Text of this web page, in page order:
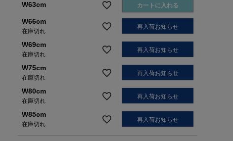
W63cm カートに入れる
W66cm
在庫切れ
再入荷お知らせ
W69cm
在庫切れ
再入荷お知らせ
W75cm
在庫切れ
再入荷お知らせ
W80cm
在庫切れ
再入荷お知らせ
W85cm
在庫切れ
再入荷お知らせ